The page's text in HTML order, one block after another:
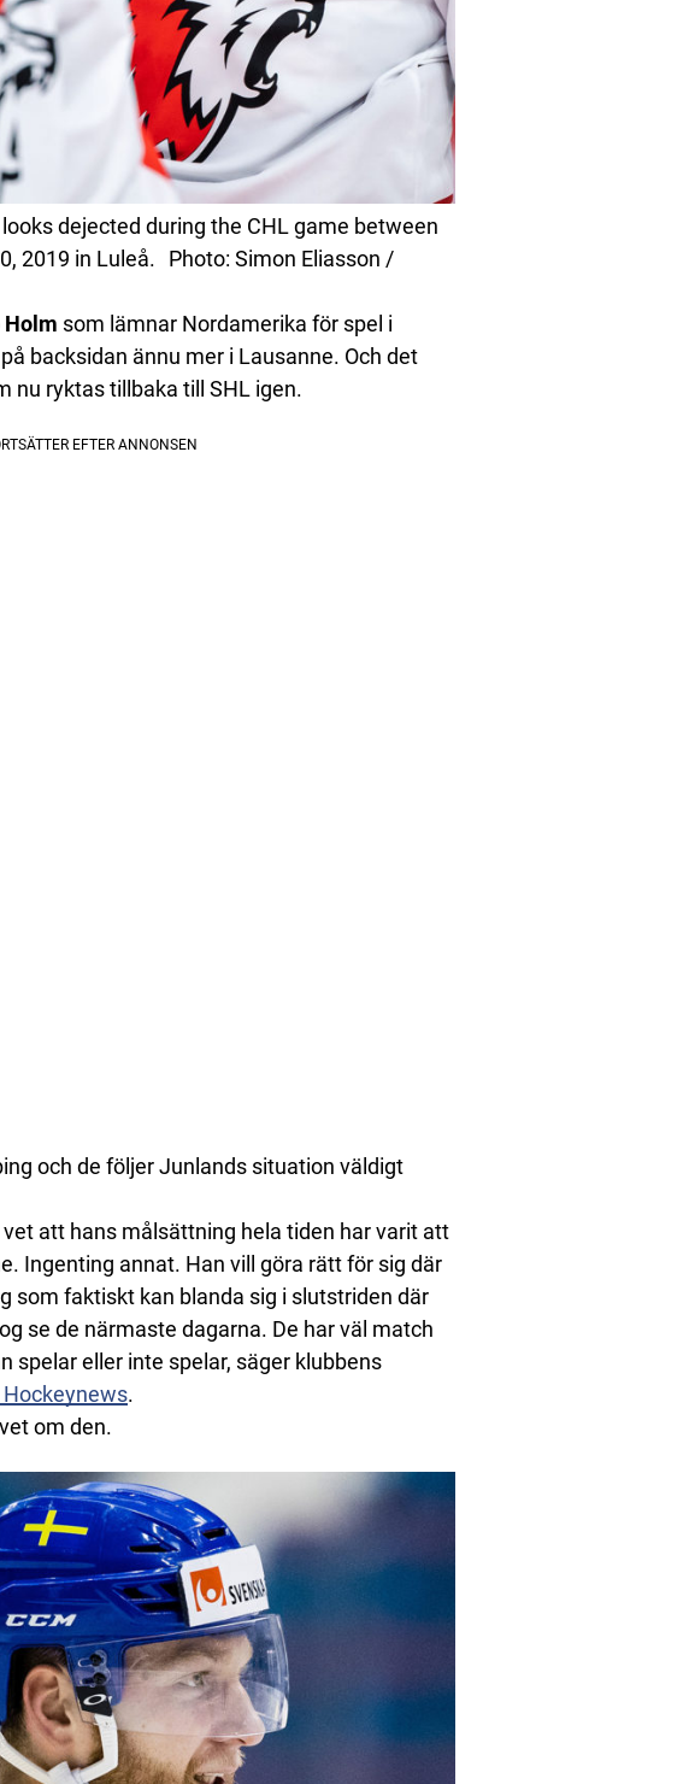
dejected during the CHL game between
2019 in Luleå. Photo: Simon Eliasson /
som lämnar Nordamerika för spel i
backsidan ännu mer i Lausanne. Och det
nu ryktas tillbaka till SHL igen.
och de följer Junlands situation väldigt
att hans målsättning hela tiden har varit att
Ingenting annat. Han vill göra rätt för sig där
som faktiskt kan blanda sig i slutstriden där
se de närmaste dagarna. De har väl match
spelar eller inte spelar, säger klubbens
.
om den.